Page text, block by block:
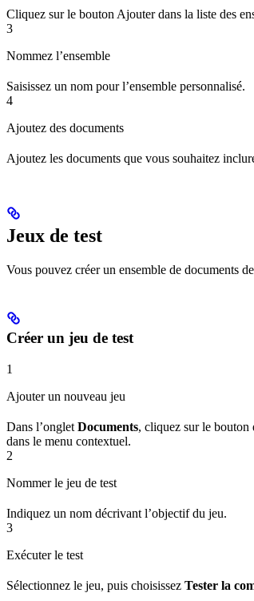
Cliquez sur le bouton Ajouter dans la liste des
3
Nommez l’ensemble
Saisissez un nom pour l’ensemble personnalisé.
4
Ajoutez des documents
Ajoutez les documents que vous souhaitez
Jeux de test
Vous pouvez créer un ensemble de documents
Créer un jeu de test
1
Ajouter un nouveau jeu
Dans l’onglet Documents, cliquez sur le bouton
dans le menu contextuel.
2
Nommer le jeu de test
Indiquez un nom décrivant l’objectif du jeu.
3
Exécuter le test
Sélectionnez le jeu, puis choisissez Tester la